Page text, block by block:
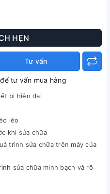
HẸN
Tư vấn
để tư vấn mua hàng
bị hiện đại
léo
khi sửa chữa
trình sửa chữa trên máy của
sửa chữa minh bạch và rõ